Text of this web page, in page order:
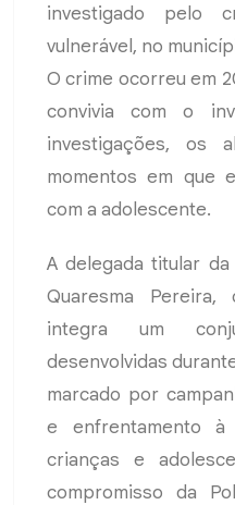
investigado pelo
vulnerável, no
O crime ocorreu em
convivia com o
investigações, os
momentos em que
com a adolescente.
A delegada titular da
Quaresma
integra um
desenvolvidas
marcado por
e enfrentamento à
crianças e
compromisso da